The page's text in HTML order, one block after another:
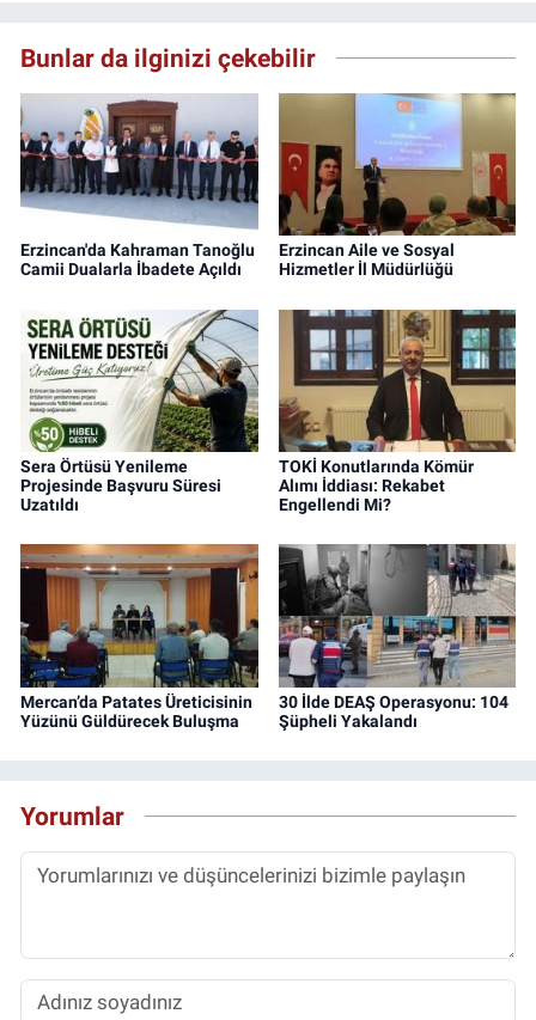
Bunlar da ilginizi çekebilir
Erzincan'da Kahraman Tanoğlu
Camii Dualarla İbadete Açıldı
Erzincan Aile ve Sosyal
Hizmetler İl Müdürlüğü
Sera Örtüsü Yenileme
Projesinde Başvuru Süresi
Uzatıldı
TOKİ Konutlarında Kömür
Alımı İddiası: Rekabet
Engellendi Mi?
Mercan’da Patates Üreticisinin
Yüzünü Güldürecek Buluşma
30 İlde DEAŞ Operasyonu: 104
Şüpheli Yakalandı
Yorumlar